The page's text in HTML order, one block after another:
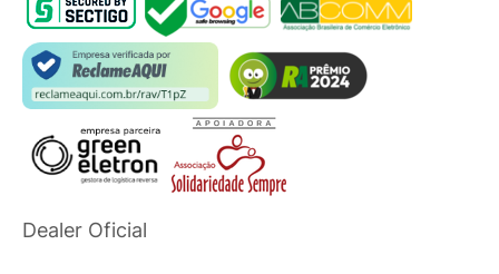
Dealer Oficial